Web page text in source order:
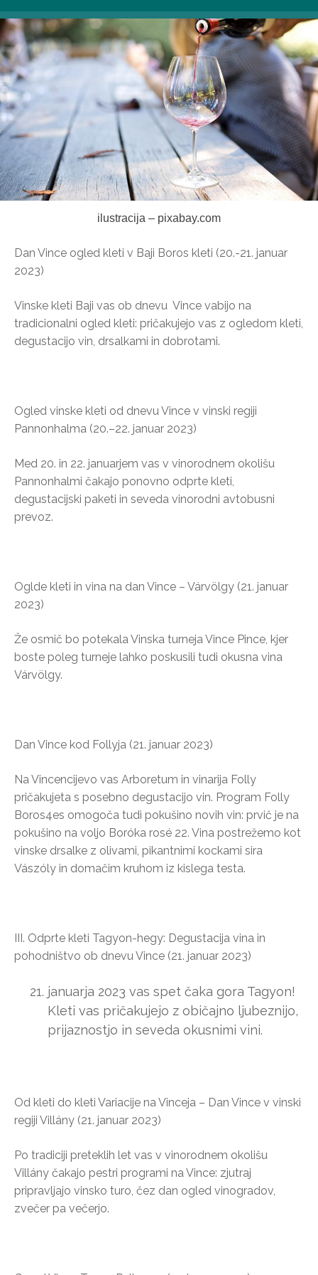
ilustracija – pixabay.com
Dan Vince ogled kleti v Baji Boros kleti (20.-21. januar
2023)
Vinske kleti Baji vas ob dnevu Vince vabijo na
tradicionalni ogled kleti: pričakujejo vas z ogledom kleti,
degustacijo vin, drsalkami in dobrotami.
Ogled vinske kleti od dnevu Vince v vinski regiji
Pannonhalma (20.–22. januar 2023)
Med 20. in 22. januarjem vas v vinorodnem okolišu
Pannonhalmi čakajo ponovno odprte kleti,
degustacijski paketi in seveda vinorodni avtobusni
prevoz.
Oglde kleti in vina na dan Vince – Várvölgy (21. januar
2023)
Že osmič bo potekala Vinska turneja Vince Pince, kjer
boste poleg turneje lahko poskusili tudi okusna vina
Várvölgy.
Dan Vince kod Follyja (21. januar 2023)
Na Vincencijevo vas Arboretum in vinarija Folly
pričakujeta s posebno degustacijo vin. Program Folly
Boros4es omogoča tudi pokušino novih vin: prvič je na
pokušino na voljo Boróka rosé 22. Vina postrežemo kot
vinske drsalke z olivami, pikantnimi kockami sira
Vászóly in domačim kruhom iz kislega testa.
III. Odprte kleti Tagyon-hegy: Degustacija vina in
pohodništvo ob dnevu Vince (21. januar 2023)
januarja 2023 vas spet čaka gora Tagyon!
Kleti vas pričakujejo z običajno ljubeznijo,
prijaznostjo in seveda okusnimi vini.
Od kleti do kleti Variacije na Vinceja – Dan Vince v vinski
regiji Villány (21. januar 2023)
Po tradiciji preteklih let vas v vinorodnem okolišu
Villány čakajo pestri programi na Vince: zjutraj
pripravljajo vinsko turo, čez dan ogled vinogradov,
zvečer pa večerjo.